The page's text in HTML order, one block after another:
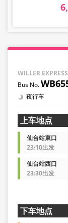
WILLER
夜行车
上车地点
仙台站東口
23:10出发
仙台站西口
23:30出发
下车地点